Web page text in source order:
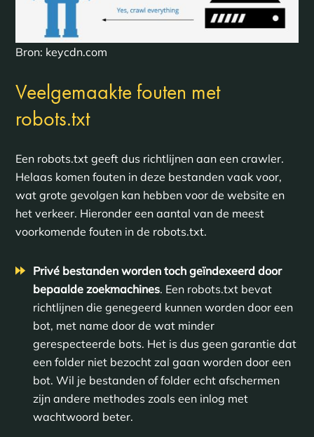
Bron: keycdn.com
Veelgemaakte fouten met
robots.txt
Een robots.txt geeft dus richtlijnen aan een crawler.
Helaas komen fouten in deze bestanden vaak voor,
wat grote gevolgen kan hebben voor de website en
het verkeer. Hieronder een aantal van de meest
voorkomende fouten in de robots.txt.
Privé bestanden worden toch geïndexeerd door
bepaalde zoekmachines. Een robots.txt bevat
richtlijnen die genegeerd kunnen worden door een
bot, met name door de wat minder
gerespecteerde bots. Het is dus geen garantie dat
een folder niet bezocht zal gaan worden door een
bot. Wil je bestanden of folder echt afschermen
zijn andere methodes zoals een inlog met
wachtwoord beter.